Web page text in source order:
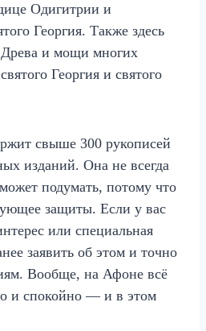
Одигитрии и
Георгия. Также здесь
Древа и мощи многих
Георгия и святого
свыше 300 рукописей
изданий. Она не всегда
подумать, потому что
защиты. Если у вас
или специальная
заявить об этом и точно
Вообще, на Афоне всё
и спокойно — и в этом